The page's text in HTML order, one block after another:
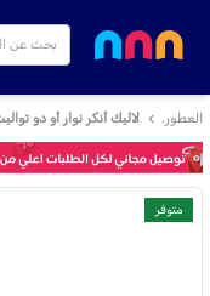
العطور. لاليك أنكر نوار أو دو تواليت 100 مل
متوفر